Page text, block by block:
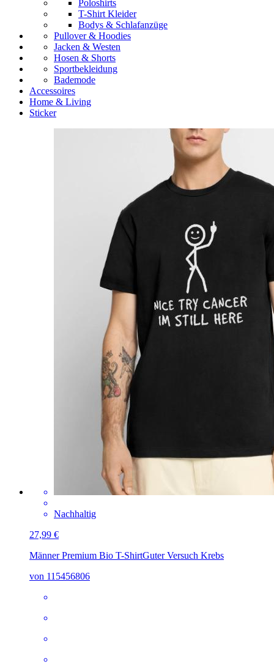
Poloshirts
T-Shirt Kleider
Bodys & Schlafanzüge
Pullover & Hoodies
Jacken & Westen
Hosen & Shorts
Sportbekleidung
Bademode
Accessoires
Home & Living
Sticker
Nachhaltig
27,99 €
Männer Premium Bio T-ShirtGuter Versuch Krebs
von 115456806